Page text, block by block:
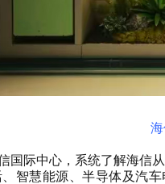
际中心，系统了解海信从
智慧能源、半导体及汽